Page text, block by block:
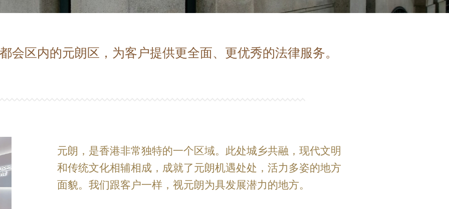
会区内的元朗区，为客户提供更全面、更优秀的法律服务。
元朗，是香港非常独特的一个区域。此处城乡共融，现代文明
和传统文化相辅相成，成就了元朗机遇处处，活力多姿的地方
面貌。我们跟客户一样，视元朗为具发展潜力的地方。